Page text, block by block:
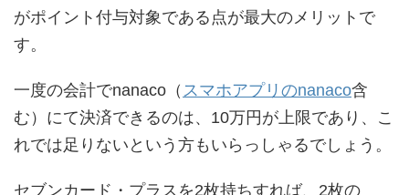
がポイント付与対象である点が最大のメリットで
す。
一度の会計でnanaco（ スマホアプリのnanaco含
む）にて決済できるのは、10万円が上限であり、こ
れでは足りないという方もいらっしゃるでしょう。
セブンカード・プラスを2枚持ちすれば、2枚の